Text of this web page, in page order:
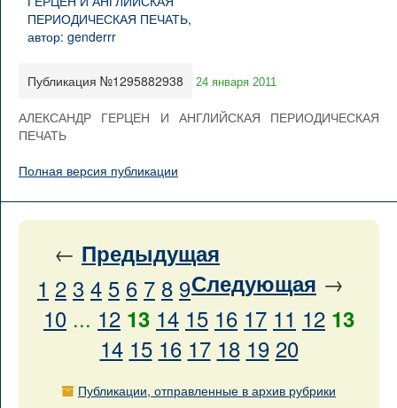
Публикация №1295882938 24 января 2011
АЛЕКСАНДР ГЕРЦЕН И АНГЛИЙСКАЯ ПЕРИОДИЧЕСКАЯ
ПЕЧАТЬ
Полная версия публикации
← Предыдущая
Следующая →
1 2 3 4 5 6 7 8 9
10 ... 12 13 14 15 16 17 11 12 13
14 15 16 17 18 19 20
Публикации, отправленные в архив рубрики